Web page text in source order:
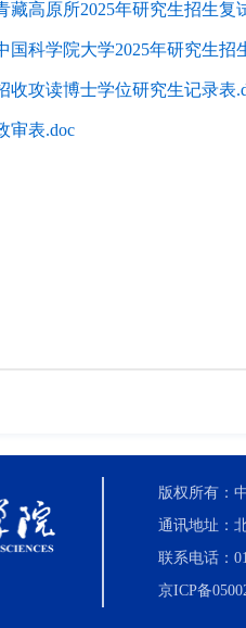
藏高原所2025年研究生招生复
国科学院大学2025年研究生
收攻读博士学位研究生记录表
审表.doc
版权所有：
通讯地址：
联系电话：
京ICP备